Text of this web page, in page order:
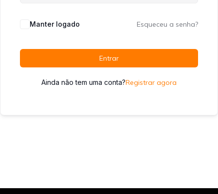
Manter logado Esqueceu a senha?
Entrar
Ainda não tem uma conta?Registrar agora